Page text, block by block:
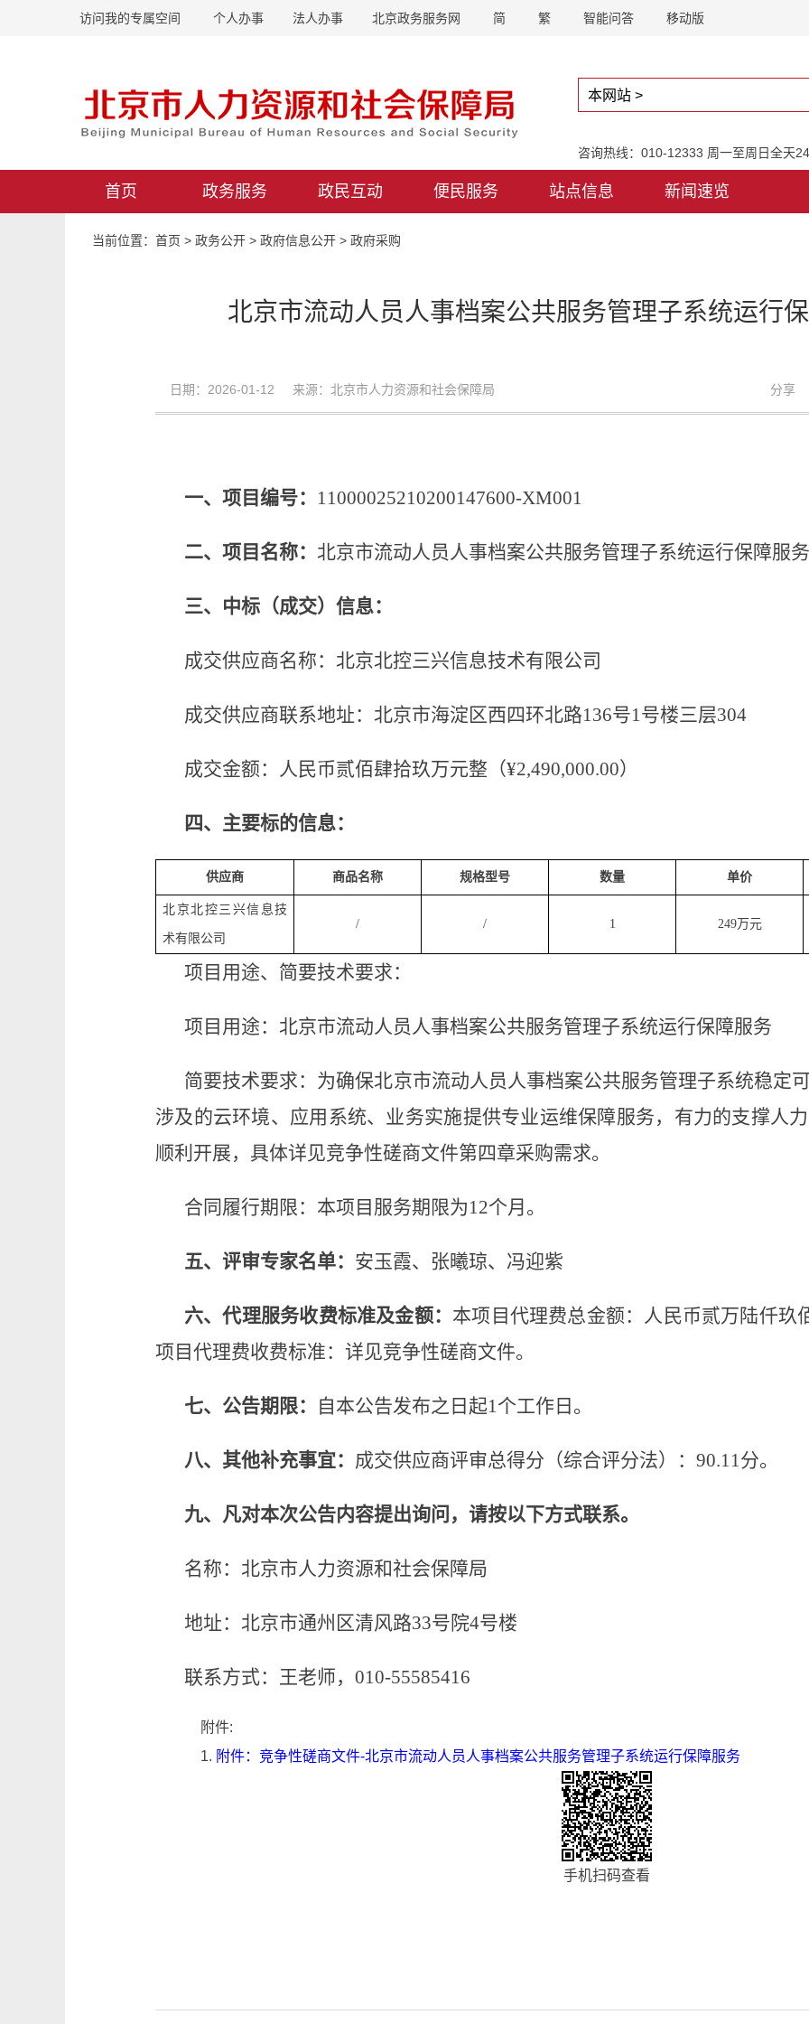
访问我的专属空间 个人办事 法人办事 北京政务服务网 简 繁 智能问答 移动版
咨询热线：010-12333 周一至周日全天
首页 政务服务 政民互动 便民服务 站点信息 新闻速览
当前位置： 首页 > 政务公开 > 政府信息公开 > 政府采购
北京市流动人员人事档案公共服务管理子系统运行
日期：2026-01-12 来源：北京市人力资源和社会保障局 分享
一、 项目 编号： 11000025210200147600-XM001
二、 项目名称： 北京市流动人员人事档案公共服务管理子系统运行保障服务
三、中标（成交）信息：
成交供应商名称：北京北控三兴信息技术有限公司
成交供应商联系地址：北京市海淀区西四环北路136号1号楼三层304
成交金额：人民币贰佰肆拾玖万元整（¥2,490,000.00）
四、主要标的信息：
供应商 商品名称 规格型号 数量 单价
北京北控三兴信息技
术有限公司
/ / 1 249万元
项目用途、简要技术要求：
项目用途： 北京市流动人员人事档案公共服务管理子系统运行保障服务
简要技术要求： 为确保北京市流动人员人事档案公共服务管理子系统稳定
涉及的云环境、应用系统、业务实施提供专业运维保障服务，有力的支撑人
顺利开展，具体详见竞争性磋商文件第四章采购需求。
合同履行期限：本项目服务期限为12个月。
五、 评审专家名单： 安玉霞、张曦琼、冯迎紫
六、代理服务收费标准及金额： 本项目代理费总金额：人民币贰万陆仟玖
项目代理费收费标准： 详见竞争性磋商文件。
七、公告期限： 自本公告发布之日起1个工作日。
八、其他补充事宜： 成交供应商评审总得分 （综合评分法）： 90.11分。
九、凡对本次公告内容提出询问，请按以下方式联系。
名称：北京市人力资源和社会保障局
地址：北京市通州区清风路33号院4号楼
联系方式：王老师， 010-55585416
附件:
1. 附件：竞争性磋商文件-北京市流动人员人事档案公共服务管理子系统运行保障服务
手机扫码查看